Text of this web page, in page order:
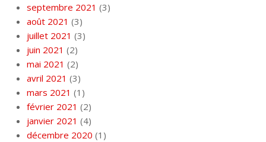
septembre 2021 (3)
août 2021 (3)
juillet 2021 (3)
juin 2021 (2)
mai 2021 (2)
avril 2021 (3)
mars 2021 (1)
février 2021 (2)
janvier 2021 (4)
décembre 2020 (1)